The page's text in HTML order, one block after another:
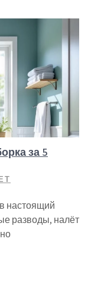
за 5
настоящий
разводы, налёт